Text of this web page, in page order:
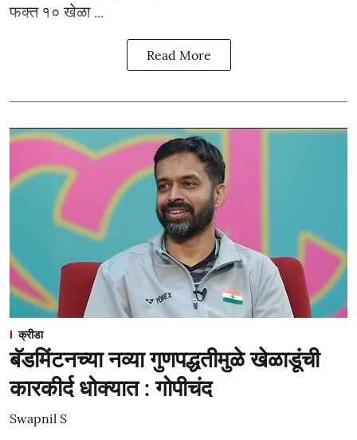
फक्त १० खेळा ...
Read More
क्रीडा
बॅडमिंटनच्या नव्या गुणपद्धतीमुळे खेळाडूंची
कारकीर्द धोक्यात : गोपीचंद
Swapnil S